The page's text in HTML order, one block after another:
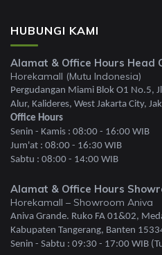
HUBUNGI KAMI
Alamat & Office Hours Head
Horekamall (Mutu Indonesia)
Pergudangan Miami Blok O1 No.5,
Alur, Kalideres, West Jakarta City,
Office Hours
Senin - Kamis : 08:00 - 16:00 WIB
Jum'at : 08:00 - 16:30 WIB
Sabtu : 08:00 - 14:00 WIB
Alamat & Office Hours
Horekamall – Showroom Aniva
Aniva Grande. Ruko FA 01&02,
Kabupaten Tangerang, Banten
Senin - Sabtu : 09:30 - 17:00 WIB